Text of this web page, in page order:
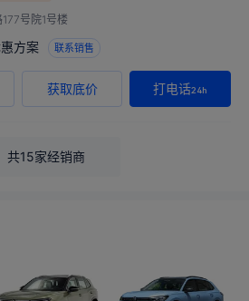
号院1号楼
方案 联系销售
获取底价 打电话24h
共15家经销商